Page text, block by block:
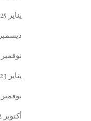
يناير 2025
ديسمبر 2024
نوفمبر 2024
يناير 2023
نوفمبر 2022
أكتوبر 2022